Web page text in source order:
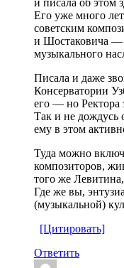
Его уже много
советским
и Шостаковича —
музыкального
Писала и даже
Консерватории
его — но
Так и не дождусь
ему в этом
Туда можно
композиторов,
того же
Где же вы,
(музыкальной)
[Цитировать]
Ответить